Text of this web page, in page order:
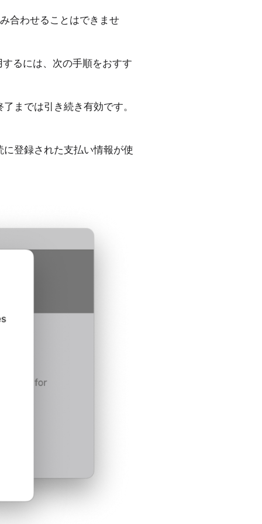
合わせることはできませ
るには、次の手順をおすす
までは引き続き有効です。
登録された支払い情報が使